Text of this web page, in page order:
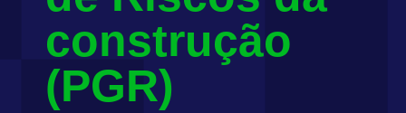
construção
(PGR)